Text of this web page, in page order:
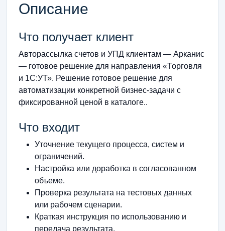
Описание
Что получает клиент
Авторассылка счетов и УПД клиентам — Арканис
— готовое решение для направления «Торговля
и 1С:УТ». Решение готовое решение для
автоматизации конкретной бизнес-задачи с
фиксированной ценой в каталоге..
Что входит
Уточнение текущего процесса, систем и
ограничений.
Настройка или доработка в согласованном
объеме.
Проверка результата на тестовых данных
или рабочем сценарии.
Краткая инструкция по использованию и
передача результата.